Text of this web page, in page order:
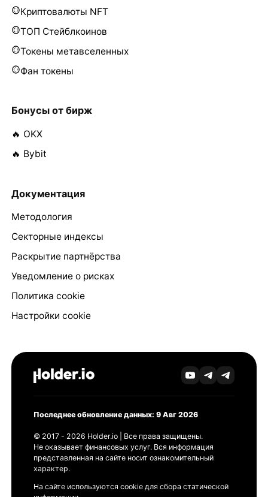
Криптовалюты NFT
ТОП Стейблкоинов
Токены метавселенных
Фан токены
Бонусы от бирж
🔥 OKX
🔥 Bybit
Документация
Методология
Секторные индексы
Раскрытие партнёрства
Уведомление о рисках
Политика cookie
Настройки cookie
Последнее обновление данных: 9 Авг 2026
© 2017 - 2026 Holder.io | Все права защищены.
Не оказывает финансовых услуг. Вся информация
представленная на сайте носит ознакомительный
характер.
На сайте используются cookie для сбора статической